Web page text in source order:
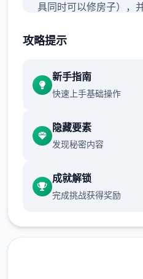
具同时可以修房子），
度，也不断接近游戏名
攻略提示
新手指南
快速上手基础操作
隐藏要素
发现秘密内容
成就解锁
完成挑战获得奖励